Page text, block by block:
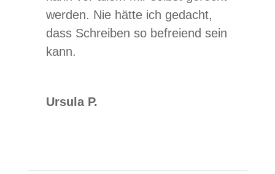
werden. Nie hätte ich gedacht,
dass Schreiben so befreiend sein
kann.
Ursula P.